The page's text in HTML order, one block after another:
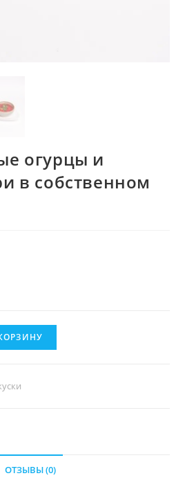
огурцы и
в собственном
ОТЗЫВЫ (0)